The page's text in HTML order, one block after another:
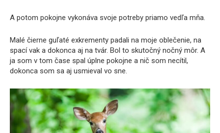
A potom pokojne vykonáva svoje potreby priamo vedľa mňa.
Malé čierne guľaté exkrementy padali na moje oblečenie, na
spací vak a dokonca aj na tvár. Bol to skutočný nočný môr. A
ja som v tom čase spal úplne pokojne a nič som necítil,
dokonca som sa aj usmieval vo sne.